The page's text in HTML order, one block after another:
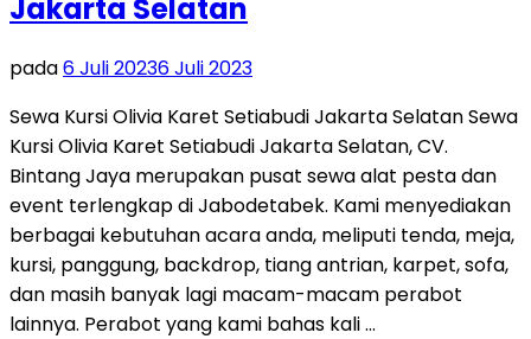
Jakarta Selatan
pada6 Juli 20236 Juli 2023
Sewa Kursi Olivia Karet Setiabudi Jakarta Selatan Sewa
Kursi Olivia Karet Setiabudi Jakarta Selatan, CV.
Bintang Jaya merupakan pusat sewa alat pesta dan
event terlengkap di Jabodetabek. Kami menyediakan
berbagai kebutuhan acara anda, meliputi tenda, meja,
kursi, panggung, backdrop, tiang antrian, karpet, sofa,
dan masih banyak lagi macam-macam perabot
lainnya. Perabot yang kami bahas kali …